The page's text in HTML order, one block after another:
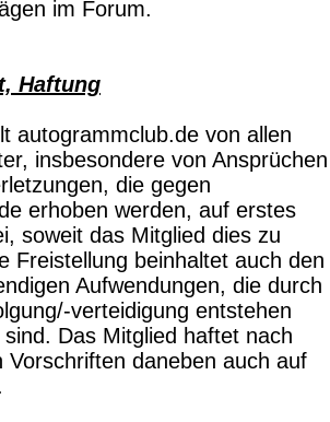
im Forum.
Haftung
autogrammclub.de von allen
insbesondere von Ansprüchen
die gegen
erhoben werden, auf erstes
soweit das Mitglied dies zu
Freistellung beinhaltet auch den
Aufwendungen, die durch
verteidigung entstehen
Das Mitglied haftet nach
Vorschriften daneben auch auf